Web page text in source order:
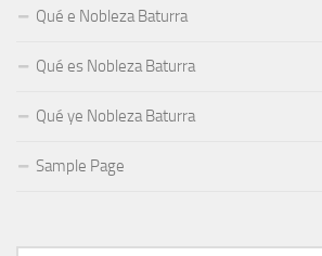
Qué e Nobleza Baturra
Qué es Nobleza Baturra
Qué ye Nobleza Baturra
Sample Page